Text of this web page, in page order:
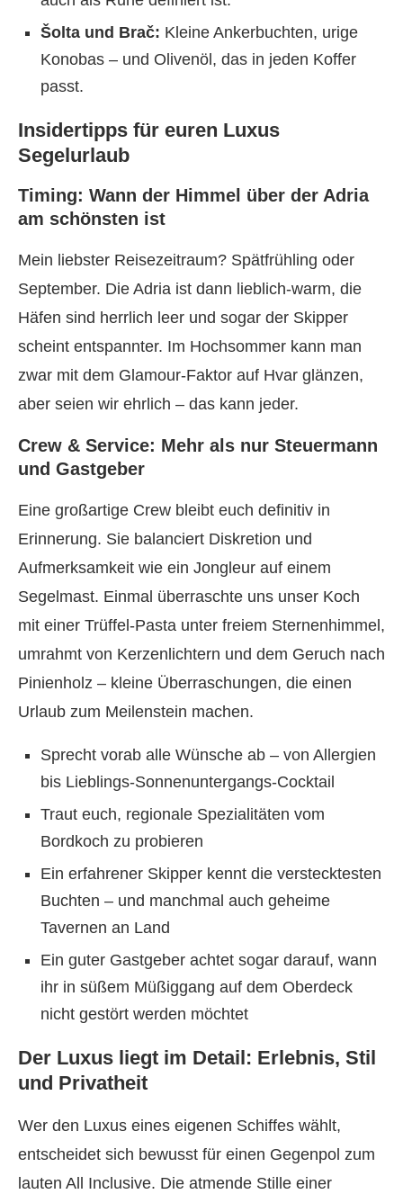
Šolta und Brač: Kleine Ankerbuchten, urige
Konobas – und Olivenöl, das in jeden Koffer
passt.
Insidertipps für euren Luxus
Segelurlaub
Timing: Wann der Himmel über der Adria
am schönsten ist
Mein liebster Reisezeitraum? Spätfrühling oder
September. Die Adria ist dann lieblich-warm, die
Häfen sind herrlich leer und sogar der Skipper
scheint entspannter. Im Hochsommer kann man
zwar mit dem Glamour-Faktor auf Hvar glänzen,
aber seien wir ehrlich – das kann jeder.
Crew & Service: Mehr als nur Steuermann
und Gastgeber
Eine großartige Crew bleibt euch definitiv in
Erinnerung. Sie balanciert Diskretion und
Aufmerksamkeit wie ein Jongleur auf einem
Segelmast. Einmal überraschte uns unser Koch
mit einer Trüffel-Pasta unter freiem Sternenhimmel,
umrahmt von Kerzenlichtern und dem Geruch nach
Pinienholz – kleine Überraschungen, die einen
Urlaub zum Meilenstein machen.
Sprecht vorab alle Wünsche ab – von Allergien
bis Lieblings-Sonnenuntergangs-Cocktail
Traut euch, regionale Spezialitäten vom
Bordkoch zu probieren
Ein erfahrener Skipper kennt die verstecktesten
Buchten – und manchmal auch geheime
Tavernen an Land
Ein guter Gastgeber achtet sogar darauf, wann
ihr in süßem Müßiggang auf dem Oberdeck
nicht gestört werden möchtet
Der Luxus liegt im Detail: Erlebnis, Stil
und Privatheit
Wer den Luxus eines eigenen Schiffes wählt,
entscheidet sich bewusst für einen Gegenpol zum
lauten All Inclusive. Die atmende Stille einer